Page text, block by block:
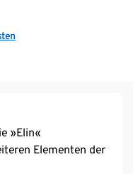
»Elin«
Elementen der